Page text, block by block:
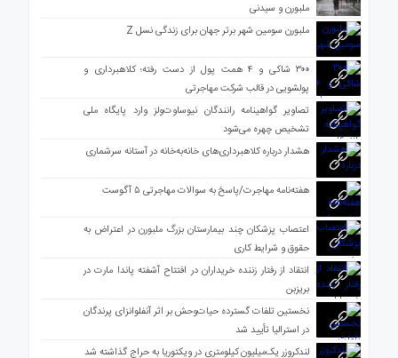
ملبورن و سیدنی
ملبورن سومین شهر برتر جهان برای زندگی نسل Z
۳۰۰ شاکی و ۴ همت پول از دست رفته؛ کلاهبرداری و
پولشویی در قالب شرکت مهاجرتی
تصاویر گواهینامه رانندگان نیوساوت‌ولز وارد پایگاه ملی
تشخیص چهره می‌شود
هشدار درباره کلاهبرداری‌های خانه‌به‌خانه در آستانه سرشماری
هفته‌نامه مهاجرت/پاسخ به سوالات مهاجرتی ۵ آگوست
اعتصاب پزشکان چند بیمارستان بزرگ ملبورن در اعتراض به
حقوق و شرایط کاری
انتقاد از رفتار زننده خریداران در افتتاح آشفته پاندا مارت در
بریزبن
نخستین تلفات گسترده حیات‌وحش بر اثر آنفلوانزای پرندگان
در استرالیا تأیید شد
لندکروزر یک‌میلیون کیلومتری در ویکتوریا به حراج گذاشته شد